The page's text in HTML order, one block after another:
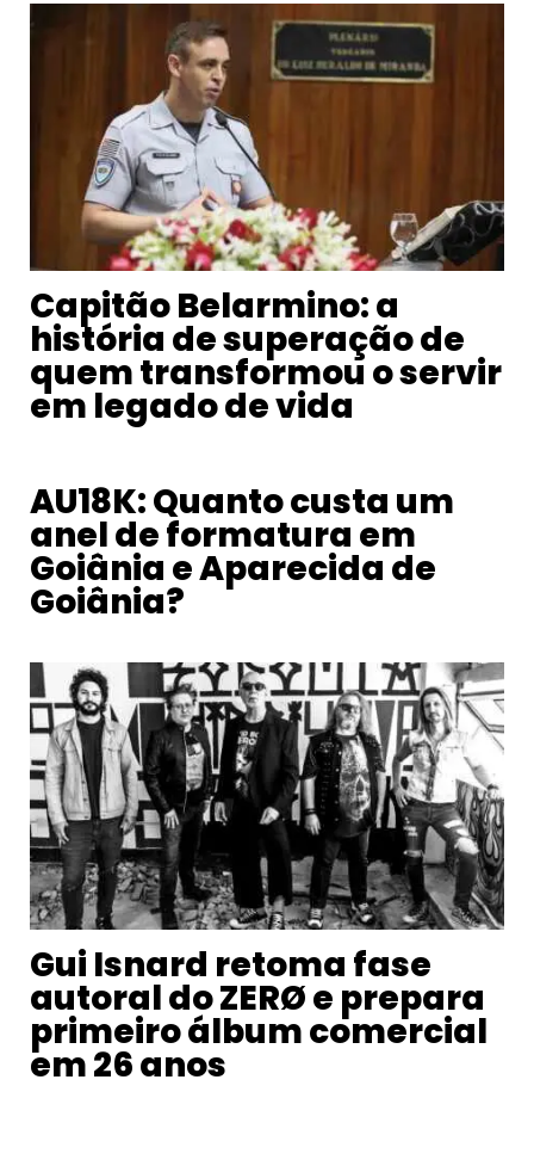
Capitão Belarmino: a
história de superação de
quem transformou o servir
em legado de vida
AU18K: Quanto custa um
anel de formatura em
Goiânia e Aparecida de
Goiânia?
Gui Isnard retoma fase
autoral do ZERØ e prepara
primeiro álbum comercial
em 26 anos